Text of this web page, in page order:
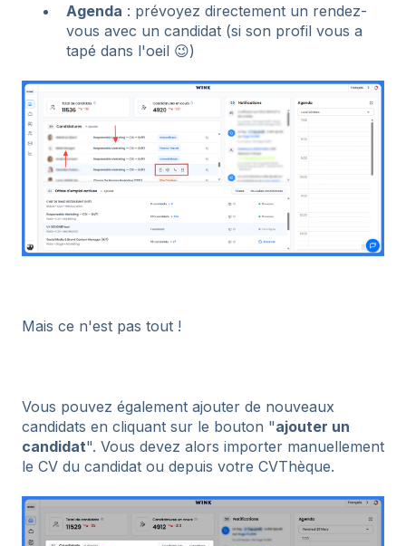
Agenda : prévoyez directement un rendez-
vous avec un candidat (si son profil vous a
tapé dans l'oeil 😉)
Mais ce n'est pas tout !
Vous pouvez également ajouter de nouveaux
candidats en cliquant sur le bouton "ajouter un
candidat". Vous devez alors importer manuellement
le CV du candidat ou depuis votre CVThèque.